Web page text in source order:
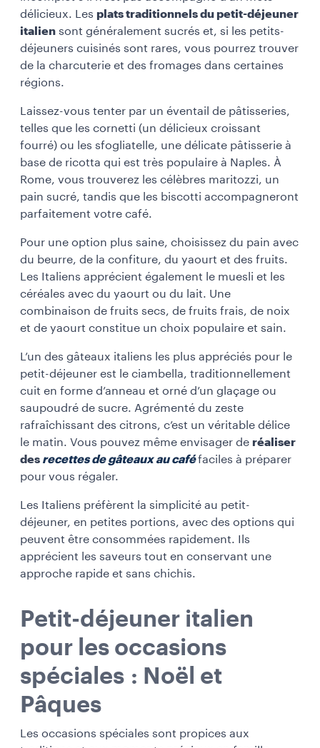
délicieux. Les plats traditionnels du petit-déjeuner
italien sont généralement sucrés et, si les petits-
déjeuners cuisinés sont rares, vous pourrez trouver
de la charcuterie et des fromages dans certaines
régions.
Laissez-vous tenter par un éventail de pâtisseries,
telles que les cornetti (un délicieux croissant
fourré) ou les sfogliatelle, une délicate pâtisserie à
base de ricotta qui est très populaire à Naples. À
Rome, vous trouverez les célèbres maritozzi, un
pain sucré, tandis que les biscotti accompagneront
parfaitement votre café.
Pour une option plus saine, choisissez du pain avec
du beurre, de la confiture, du yaourt et des fruits.
Les Italiens apprécient également le muesli et les
céréales avec du yaourt ou du lait. Une
combinaison de fruits secs, de fruits frais, de noix
et de yaourt constitue un choix populaire et sain.
L’un des gâteaux italiens les plus appréciés pour le
petit-déjeuner est le ciambella, traditionnellement
cuit en forme d’anneau et orné d’un glaçage ou
saupoudré de sucre. Agrémenté du zeste
rafraîchissant des citrons, c’est un véritable délice
le matin. Vous pouvez même envisager de réaliser
des recettes de gâteaux au caféfaciles à préparer
pour vous régaler.
Les Italiens préfèrent la simplicité au petit-
déjeuner, en petites portions, avec des options qui
peuvent être consommées rapidement. Ils
apprécient les saveurs tout en conservant une
approche rapide et sans chichis.
Petit-déjeuner italien
pour les occasions
spéciales : Noël et
Pâques
Les occasions spéciales sont propices aux